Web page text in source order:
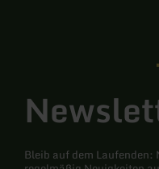
Bleib auf dem Laufenden: